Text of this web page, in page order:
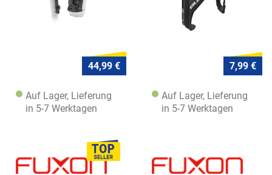
44,99 €
Auf Lager, Lieferung
in 5-7 Werktagen
7,99 €
Auf Lager, Lieferung
in 5-7 Werktagen